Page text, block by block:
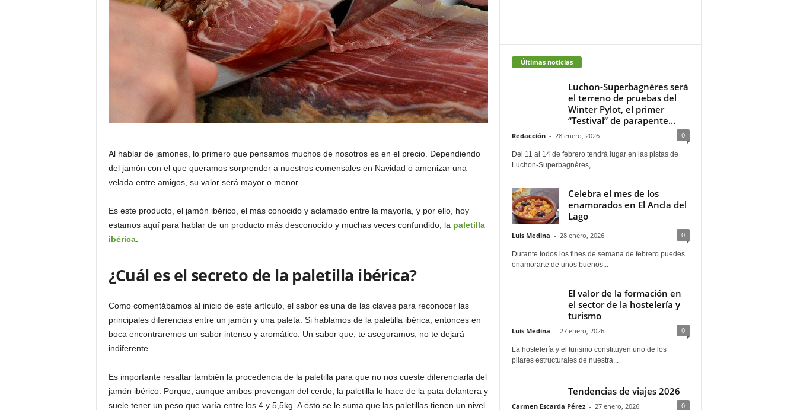
Al hablar de jamones, lo primero que pensamos muchos de nosotros es en el precio. Dependiendo
del jamón con el que queramos sorprender a nuestros comensales en Navidad o amenizar una
velada entre amigos, su valor será mayor o menor.
Es este producto, el jamón ibérico, el más conocido y aclamado entre la mayoría, y por ello, hoy
estamos aquí para hablar de un producto más desconocido y muchas veces confundido, la paletilla
ibérica.
¿Cuál es el secreto de la paletilla ibérica?
Como comentábamos al inicio de este artículo, el sabor es una de las claves para reconocer las
principales diferencias entre un jamón y una paleta. Si hablamos de la paletilla ibérica, entonces en
boca encontraremos un sabor intenso y aromático. Un sabor que, te aseguramos, no te dejará
indiferente.
Es importante resaltar también la procedencia de la paletilla para que no nos cueste diferenciarla del
jamón ibérico. Porque, aunque ambos provengan del cerdo, la paletilla lo hace de la pata delantera y
suele tener un peso que varía entre los 4 y 5,5kg. A esto se le suma que las paletillas tienen un nivel
Últimas noticias
Luchon-Superbagnères será
el terreno de pruebas del
Winter Pylot, el primer
“Testival” de parapente...
Redacción - 28 enero, 2026 0
Del 11 al 14 de febrero tendrá lugar en las pistas de
Luchon-Superbagnères,...
Celebra el mes de los
enamorados en El Ancla del
Lago
Luis Medina - 28 enero, 2026 0
Durante todos los fines de semana de febrero puedes
enamorarte de unos buenos...
El valor de la formación en
el sector de la hostelería y
turismo
Luis Medina - 27 enero, 2026 0
La hostelería y el turismo constituyen uno de los
pilares estructurales de nuestra...
Tendencias de viajes 2026
Carmen Escarda Pérez - 27 enero, 2026 0